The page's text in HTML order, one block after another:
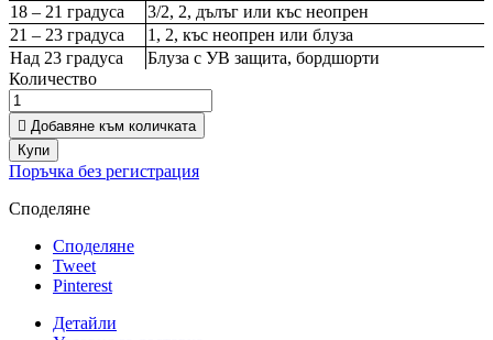
18 – 21 градуса
3/2, 2, дълъг или къс неопрен
21 – 23 градуса
1, 2, къс неопрен или блуза
Над 23 градуса
Блуза с УВ защита, бордшорти
Количество
 Добавяне към количката
Купи
Поръчка без регистрация
Споделяне
Споделяне
Tweet
Pinterest
Детайли